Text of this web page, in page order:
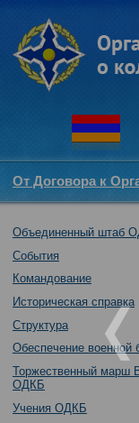
От Договора к
Объединенный штаб
События
Командование
Историческая справка
Структура
Обеспечение военной
Торжественный марш
ОДКБ
Учения ОДКБ